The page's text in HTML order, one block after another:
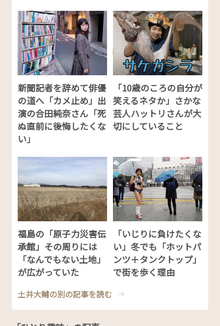
新聞記者を辞めて俳優
の道へ「カメ止め」出
演の合田純奈さん「死
ぬ直前に後悔したくな
い」
「10歳のころの自分が
笑えるネタか」さかな
芸人ハットリさんが大
切にしていること
福島の「原子力災害伝
承館」その周りには
「なんでもない土地」
が広がっていた
「いじりに負けたくな
い」冬でも「ホットパ
ンツ＋タンクトップ」
で街を歩く理由
土井大輔の別の記事を読む